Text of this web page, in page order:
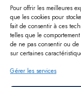
Pour offrir les meilleures
que les cookies pour
fait de consentir à ces
telles que le
de ne pas consentir ou
sur certaines
Gérer les services
politique de
https://awair.fr/